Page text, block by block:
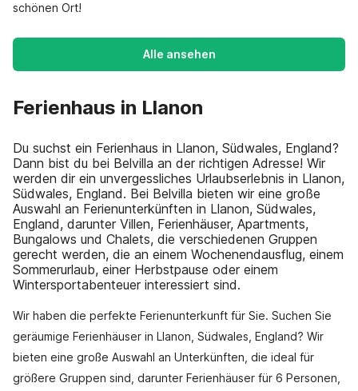
schönen Ort!
Alle ansehen
Ferienhaus in Llanon
Du suchst ein Ferienhaus in Llanon, Südwales, England?
Dann bist du bei Belvilla an der richtigen Adresse! Wir
werden dir ein unvergessliches Urlaubserlebnis in Llanon,
Südwales, England. Bei Belvilla bieten wir eine große
Auswahl an Ferienunterkünften in Llanon, Südwales,
England, darunter Villen, Ferienhäuser, Apartments,
Bungalows und Chalets, die verschiedenen Gruppen
gerecht werden, die an einem Wochenendausflug, einem
Sommerurlaub, einer Herbstpause oder einem
Wintersportabenteuer interessiert sind.
Wir haben die perfekte Ferienunterkunft für Sie. Suchen Sie
geräumige Ferienhäuser in Llanon, Südwales, England? Wir
bieten eine große Auswahl an Unterkünften, die ideal für
größere Gruppen sind, darunter Ferienhäuser für 6 Personen,